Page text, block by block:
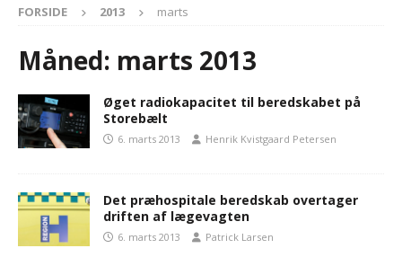
FORSIDE 2013 marts
Måned: marts 2013
Øget radiokapacitet til beredskabet på
Storebælt
6. marts 2013 Henrik Kvistgaard Petersen
Det præhospitale beredskab overtager
driften af lægevagten
6. marts 2013 Patrick Larsen